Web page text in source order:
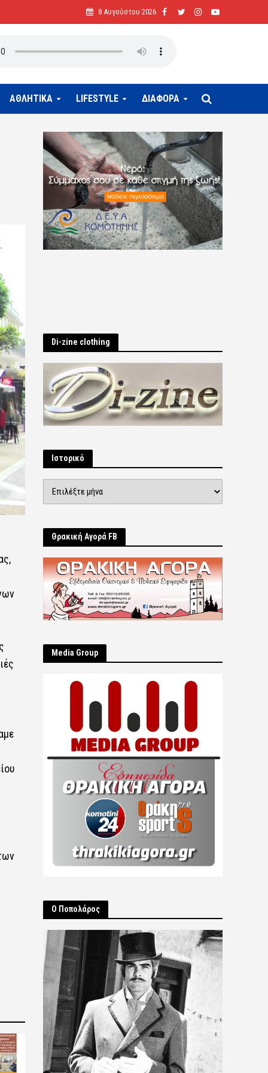
8 Αυγούστου 2026
ΑΘΛΗΤΙΚΑ LIFESTYLE ΔΙΑΦΟΡΑ
Di-zine clothing
Ιστορικό
Θρακική Αγορά FB
Μedia Group
Ο Ποπολάρος